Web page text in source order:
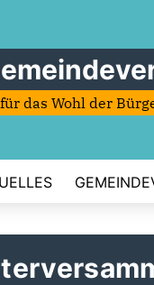
das Wohl der